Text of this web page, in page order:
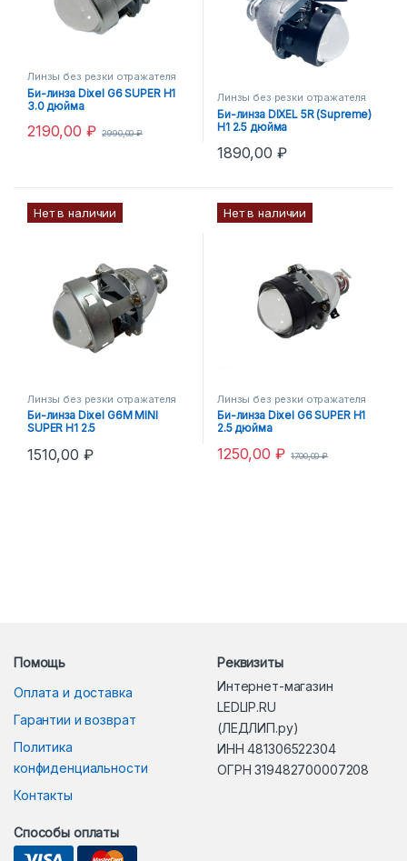
Линзы без резки отражателя
Би-линза Dixel G6 SUPER H1
3.0 дюйма
2190,00 ₽ 2990,00₽
Линзы без резки отражателя
Би-линза DIXEL 5R (Supreme)
H1 2.5 дюйма
1890,00 ₽
Нет в наличии
Линзы без резки отражателя
Би-линза Dixel G6M MINI
SUPER H1 2.5
1510,00 ₽
Нет в наличии
Линзы без резки отражателя
Би-линза Dixel G6 SUPER H1
2.5 дюйма
1250,00 ₽ 1700,00₽
Помощь
Оплата и доставка
Гарантии и возврат
Политика
конфиденциальности
Контакты
Реквизиты
Интернет-магазин
LEDLIP.RU
(ЛЕДЛИП.ру)
ИНН 481306522304
ОГРН 319482700007208
Способы оплаты